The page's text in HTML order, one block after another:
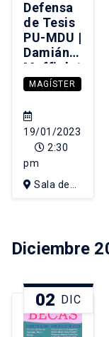
Defensa
de Tesis
PU-MDU |
Damián
Maffioletti
Arratia
MAGÍSTER
19/01/2023
2:30
pm
Sala de
de Diseño
Diciembre
02 DIC